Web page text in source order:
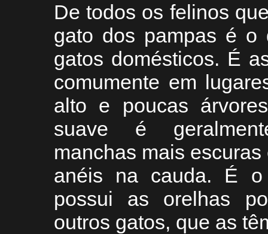
De todos os felinos
gato dos pampas é o
gatos domésticos. É
comumente em
alto e poucas
suave é
manchas mais
anéis na cauda. É o
possui as orelhas
outros gatos, que as